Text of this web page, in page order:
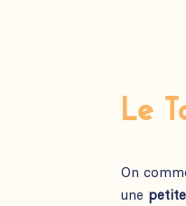
Le
On
une